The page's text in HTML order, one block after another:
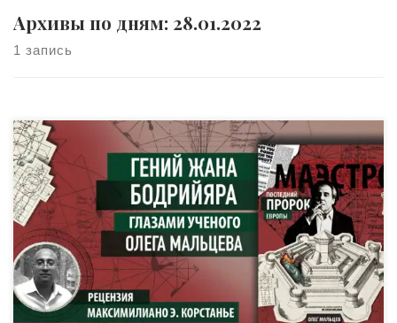
Архивы по дням: 28.01.2022
1 запись
Рецензия Prof. Dr. Максимилиано Э. Корстанье Жан
Бодрийяр, беcспорно, один из величайших умов 20-го
века. То наследие, которое Бодрийяр оставил миру,
проливает свет на современные социальные науки,
предостерегая о проблемах и опасностях, которые
порождает общество. Глобальный капитализм, как и
среда симулякров, ставит под угрозу существование
самосознания личности, превращая человеческое
взаимодействие […]